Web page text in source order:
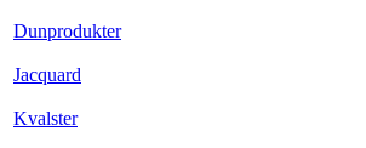
Dunprodukter
Jacquard
Kvalster